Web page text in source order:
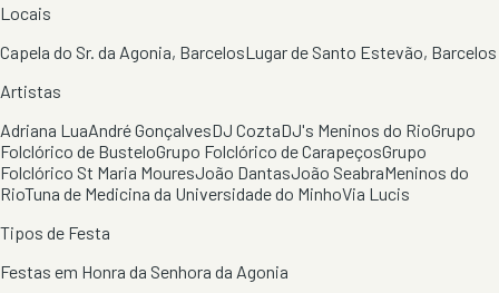
Locais
Capela do Sr. da Agonia, BarcelosLugar de Santo Estevão, Barcelos
Artistas
Adriana LuaAndré GonçalvesDJ CoztaDJ's Meninos do RioGrupo
Folclórico de BusteloGrupo Folclórico de CarapeçosGrupo
Folclórico St Maria MouresJoão DantasJoão SeabraMeninos do
RioTuna de Medicina da Universidade do MinhoVia Lucis
Tipos de Festa
Festas em Honra da Senhora da Agonia